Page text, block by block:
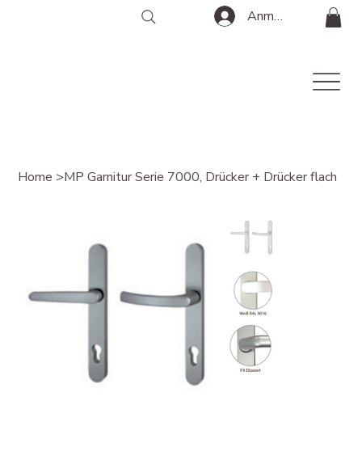
Anmelden
Home >MP Garnitur Serie 7000, Drücker + Drücker flach